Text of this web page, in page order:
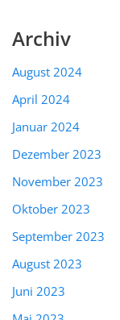
Archiv
August 2024
April 2024
Januar 2024
Dezember 2023
November 2023
Oktober 2023
September 2023
August 2023
Juni 2023